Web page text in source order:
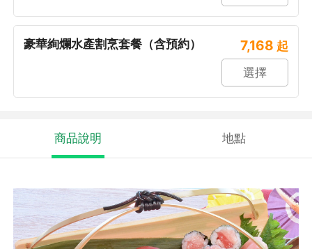
豪華絢爛水產割烹套餐（含預約） 7,168 起
選擇
商品說明 地點